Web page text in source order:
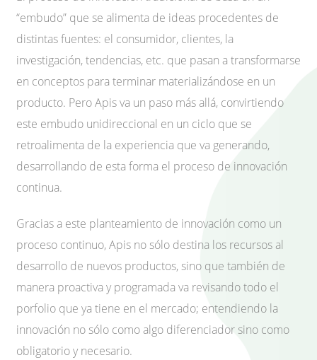
“embudo” que se alimenta de ideas procedentes de
distintas fuentes: el consumidor, clientes, la
investigación, tendencias, etc. que pasan a transformarse
en conceptos para terminar materializándose en un
producto. Pero Apis va un paso más allá, convirtiendo
este embudo unidireccional en un ciclo que se
retroalimenta de la experiencia que va generando,
desarrollando de esta forma el proceso de innovación
continua.
Gracias a este planteamiento de innovación como un
proceso continuo, Apis no sólo destina los recursos al
desarrollo de nuevos productos, sino que también de
manera proactiva y programada va revisando todo el
porfolio que ya tiene en el mercado; entendiendo la
innovación no sólo como algo diferenciador sino como
obligatorio y necesario.